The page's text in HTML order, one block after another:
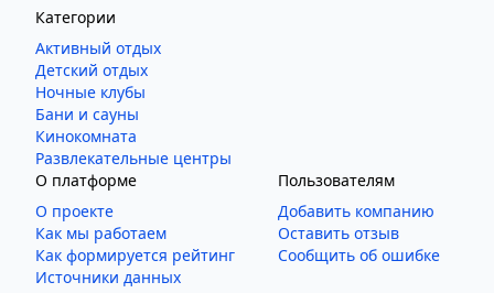
Категории
Активный отдых
Детский отдых
Ночные клубы
Бани и сауны
Кинокомната
Развлекательные центры
О платформе
О проекте
Как мы работаем
Как формируется рейтинг
Источники данных
Пользователям
Добавить компанию
Оставить отзыв
Сообщить об ошибке